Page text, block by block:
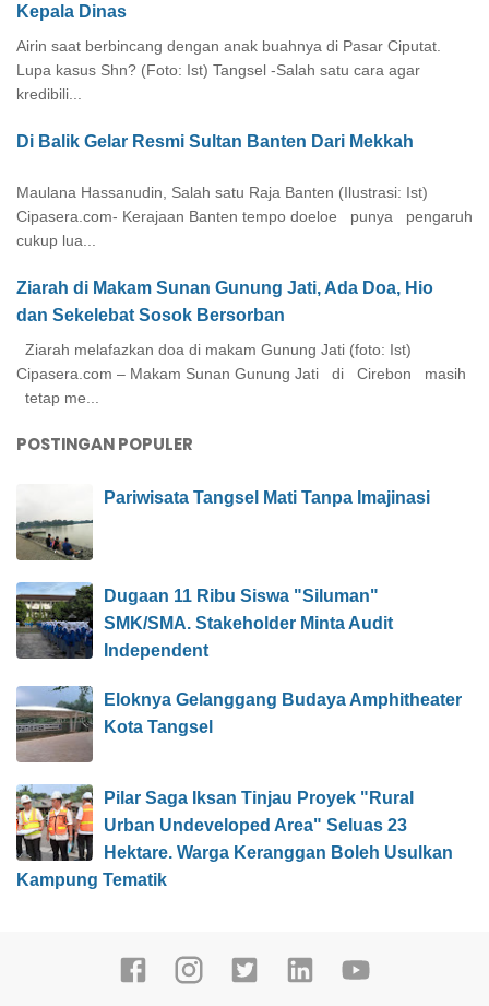
Kepala Dinas
Airin saat berbincang dengan anak buahnya di Pasar Ciputat.
Lupa kasus Shn? (Foto: Ist) Tangsel -Salah satu cara agar
kredibili...
Di Balik Gelar Resmi Sultan Banten Dari Mekkah
Maulana Hassanudin, Salah satu Raja Banten (Ilustrasi: Ist)
Cipasera.com- Kerajaan Banten tempo doeloe punya pengaruh
cukup lua...
Ziarah di Makam Sunan Gunung Jati, Ada Doa, Hio
dan Sekelebat Sosok Bersorban
Ziarah melafazkan doa di makam Gunung Jati (foto: Ist)
Cipasera.com – Makam Sunan Gunung Jati di Cirebon masih
tetap me...
POSTINGAN POPULER
Pariwisata Tangsel Mati Tanpa Imajinasi
Dugaan 11 Ribu Siswa "Siluman"
SMK/SMA. Stakeholder Minta Audit
Independent
Eloknya Gelanggang Budaya Amphitheater
Kota Tangsel
Pilar Saga Iksan Tinjau Proyek "Rural
Urban Undeveloped Area" Seluas 23
Hektare. Warga Keranggan Boleh Usulkan
Kampung Tematik